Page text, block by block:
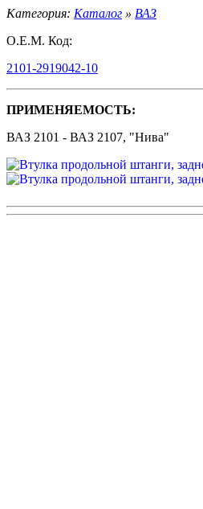
Категория: Каталог » ВАЗ
O.E.M. Код:
2101-2919042-10
ПРИМЕНЯЕМОСТЬ:
ВАЗ 2101 - ВАЗ 2107, "Нива"